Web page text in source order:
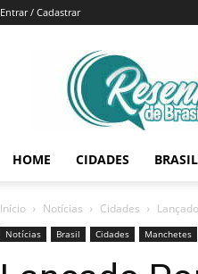
Entrar / Cadastrar
de
Brasília
HOME CIDADES BRASIL
Início Notícias Cidades
Notícias Brasil Cidades Manchetes